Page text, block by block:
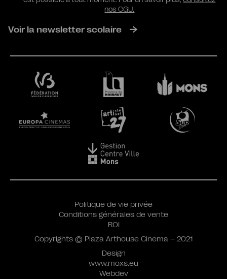
nos CGU.
Voir la newsletter scolaire
Design
www.moxs.eu
Webdev
Politique de vie privée
Conditions générales de vente
ROI
Copyrights © Plaza Arthouse Cinema – 2021